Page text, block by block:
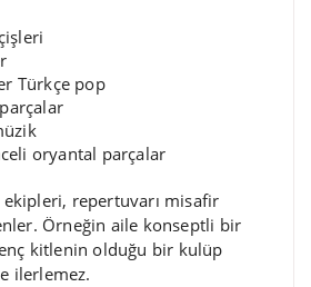
Türkçe pop
oryantal parçalar
repertuvarı misafir
Örneğin aile konseptli bir
kitlenin olduğu bir kulüp
ilerlemez.